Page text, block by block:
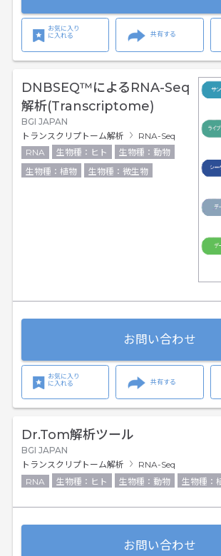
お気に入り
に入れる
共有する
DNBSEQ™によるRNA-Seq
解析(Transcriptome)
BGI JAPAN
トランスクリプトーム解析
RNA-Seq
RNA
生物種：ヒト
生物種：動物
生物種：植物
生物種：微生物
お問い合わせ
お気に入り
に入れる
共有する
Dr.Tom解析ツール
BGI JAPAN
トランスクリプトーム解析
RNA-Seq
RNA
生物種：ヒト 生物種：動物 生物種：
お問い合わせ